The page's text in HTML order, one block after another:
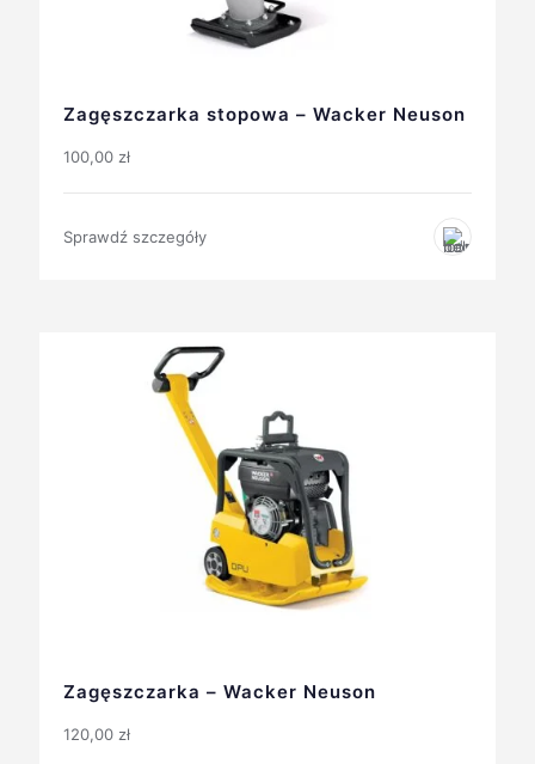
Zagęszczarka stopowa – Wacker Neuson
100,00 zł
Sprawdź szczegóły
Zagęszczarka – Wacker Neuson
120,00 zł